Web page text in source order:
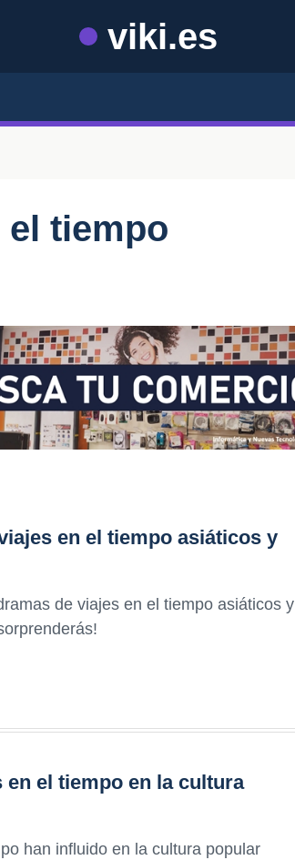
viki.es
el tiempo
en el tiempo asiáticos y
de viajes en el tiempo asiáticos y
el tiempo en la cultura
han influido en la cultura popular